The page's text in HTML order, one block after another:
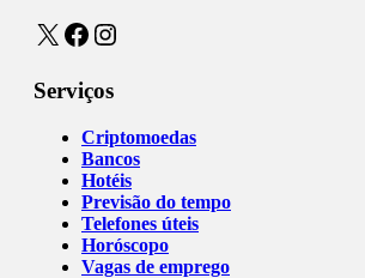
X Facebook
Instagram
Serviços
Criptomoedas
Bancos
Hotéis
Previsão do tempo
Telefones úteis
Horóscopo
Vagas de emprego